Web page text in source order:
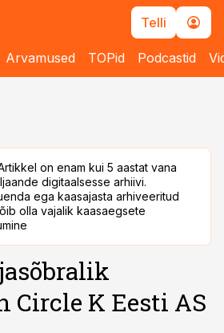
Telli
Arvamused TOPid Podcastid
on enam kui 5 aastat vana
digitaalsesse arhiivi.
ega kaasajasta arhiveeritud
olla vajalik kaasaegsete
Circle K Eesti AS